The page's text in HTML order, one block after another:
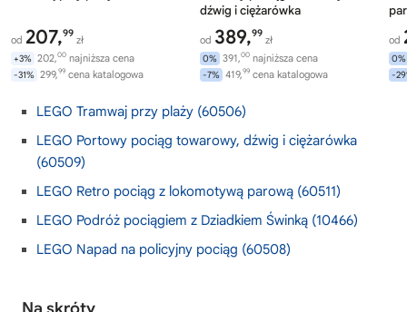
od 207,99
zł
+3% 202,00 najniższa cena
-31% 299,99 cena katalogowa
dźwig i ciężarówka
od 389,99
zł
0% 391,00 najniższa cena
-7% 419,99 cena katalogowa
od
0%
-
LEGO Tramwaj przy plaży (60506)
LEGO Portowy pociąg towarowy, dźwig i ciężarówka
(60509)
LEGO Retro pociąg z lokomotywą parową (60511)
LEGO Podróż pociągiem z Dziadkiem Świnką (10466)
LEGO Napad na policyjny pociąg (60508)